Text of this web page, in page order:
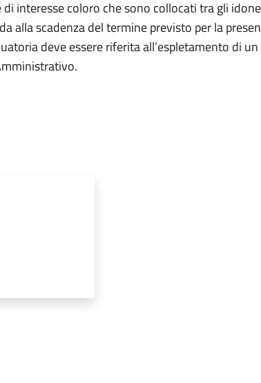
interesse coloro che sono collocati tra gli
alla scadenza del termine previsto per la
deve essere riferita all’espletamento di